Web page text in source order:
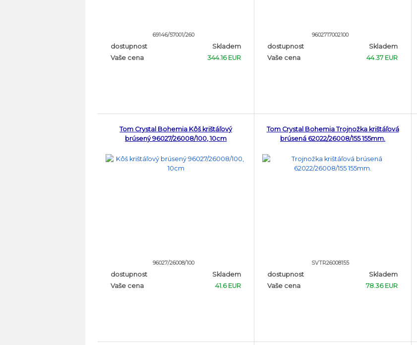
69146/57001/260
dostupnost
Skladem
Vaše cena
344.16 EUR
9602717002100
dostupnost
Skladem
Vaše cena
44.37 EUR
Tom Crystal Bohemia Kôš krištáľový
brúsený 96027/26008/100, 10cm
96027/26008/100
dostupnost
Skladem
Vaše cena
41.6 EUR
Tom Crystal Bohemia Trojnožka krištáľová
brúsená 62022/26008/155 155mm.
SVTR26008155
dostupnost
Skladem
Vaše cena
78.36 EUR